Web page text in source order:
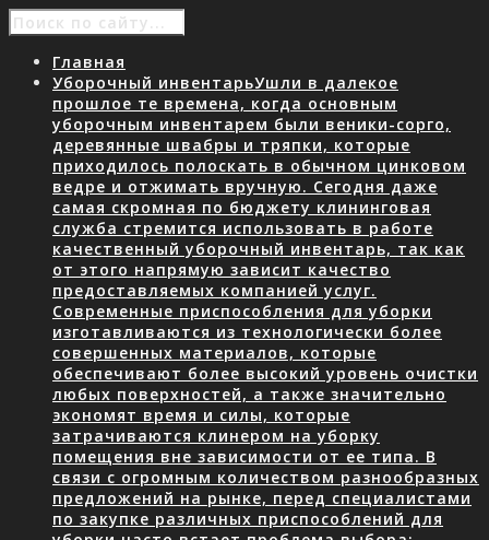
Главная
Уборочный инвентарьУшли в далекое
прошлое те времена, когда основным
уборочным инвентарем были веники-сорго,
деревянные швабры и тряпки, которые
приходилось полоскать в обычном цинковом
ведре и отжимать вручную. Сегодня даже
самая скромная по бюджету клининговая
служба стремится использовать в работе
качественный уборочный инвентарь, так как
от этого напрямую зависит качество
предоставляемых компанией услуг.
Современные приспособления для уборки
изготавливаются из технологически более
совершенных материалов, которые
обеспечивают более высокий уровень очистки
любых поверхностей, а также значительно
экономят время и силы, которые
затрачиваются клинером на уборку
помещения вне зависимости от ее типа. В
связи с огромным количеством разнообразных
предложений на рынке, перед специалистами
по закупке различных приспособлений для